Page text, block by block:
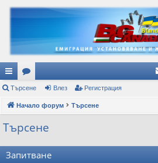
ъ
рз
и
ъз
ор
ум
Търсене Влез Регистрация
Начало форум Търсене
Търсене
Запитване